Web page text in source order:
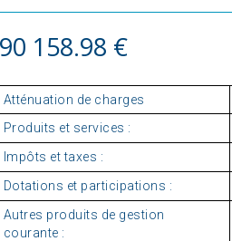
158.98 €
Atténuation de charges
Produits et services :
Impôts et taxes :
Dotations et participations :
Autres produits de gestion
courante :